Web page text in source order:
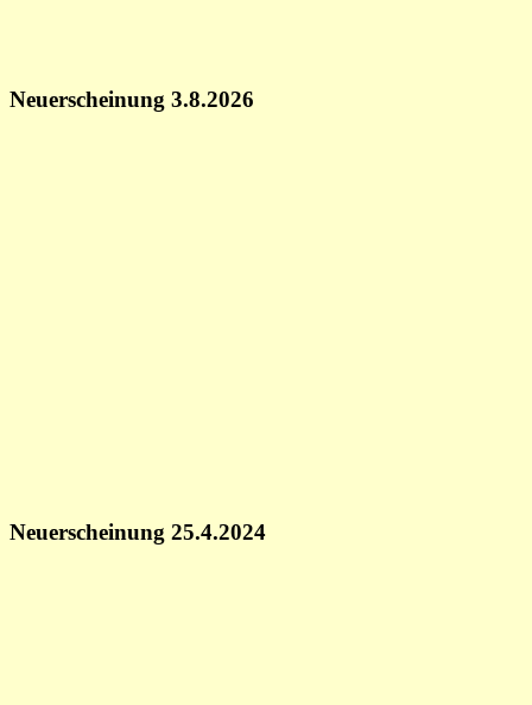
Neuerscheinung 3.8.2026
Neuerscheinung 25.4.2024